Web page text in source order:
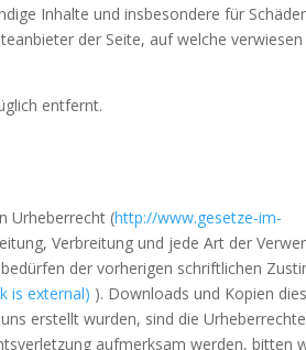
Inhalte und insbesondere für
der Seite, auf welche
entfernt.
Urheberrecht (http://www.gesetze-im-
Verbreitung und jede Art der
der vorherigen schriftlichen
is external) ). Downloads und Kopien
erstellt wurden, sind die
aufmerksam werden, bitten